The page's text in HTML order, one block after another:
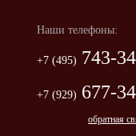
Наши телефоны:
+7 (495) 743-
+7 (929) 677-
обратная